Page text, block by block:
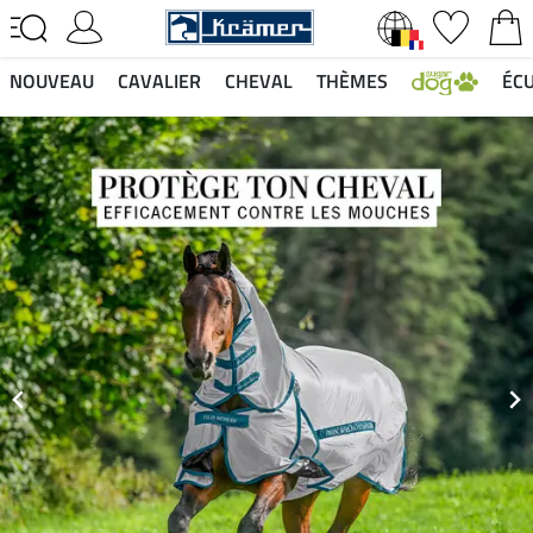
NOUVEAU CAVALIER CHEVAL THÈMES